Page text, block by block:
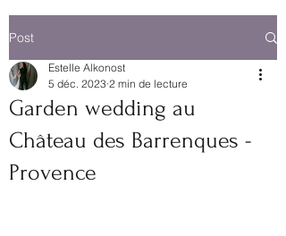
Post
Garden wedding au
Château des Barrenques -
Provence
Estelle Alkonost
5 déc. 2023 2 min de lecture